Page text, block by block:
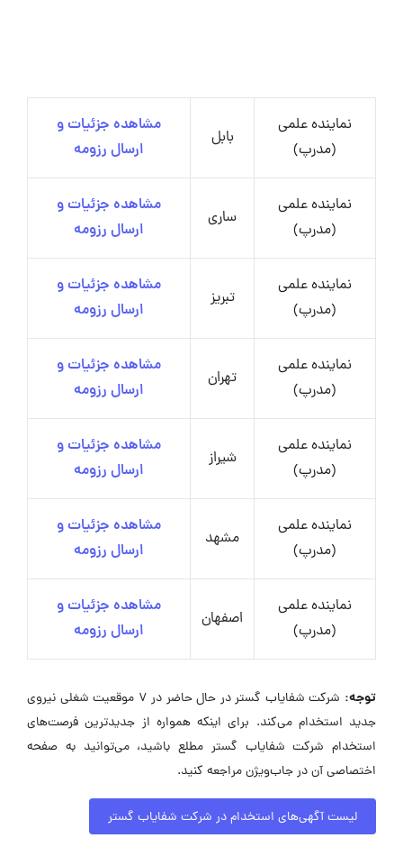
نماینده علمی
(مدرپ)
بابل
مشاهده جزئیات و
ارسال رزومه
نماینده علمی
(مدرپ)
ساری
مشاهده جزئیات و
ارسال رزومه
نماینده علمی
(مدرپ)
تبریز
مشاهده جزئیات و
ارسال رزومه
نماینده علمی
(مدرپ)
تهران
مشاهده جزئیات و
ارسال رزومه
نماینده علمی
(مدرپ)
شیراز
مشاهده جزئیات و
ارسال رزومه
نماینده علمی
(مدرپ)
مشهد
مشاهده جزئیات و
ارسال رزومه
نماینده علمی
(مدرپ)
اصفهان
مشاهده جزئیات و
ارسال رزومه
توجه:
شرکت شفایاب گستر در حال حاضر در ۷ موقعیت شغلی نیروی
جدید استخدام می‌کند. برای اینکه همواره از جدیدترین فرصت‌های
استخدام شرکت شفایاب گستر مطلع باشید، می‌توانید به صفحه
اختصاصی آن در جاب‌ویژن مراجعه کنید.
لیست آگهی‌های استخدام در شرکت شفایاب گستر